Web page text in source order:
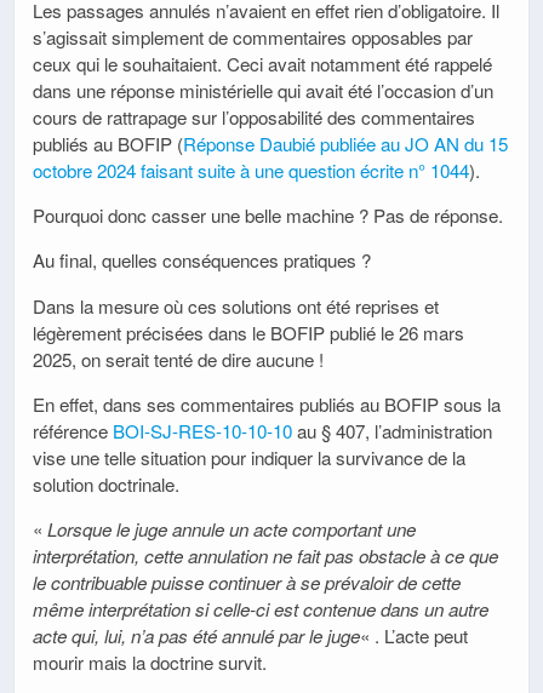
Les passages annulés n’avaient en effet rien d’obligatoire. Il
s’agissait simplement de commentaires opposables par
ceux qui le souhaitaient. Ceci avait notamment été rappelé
dans une réponse ministérielle qui avait été l’occasion d’un
cours de rattrapage sur l’opposabilité des commentaires
publiés au BOFIP (Réponse Daubié publiée au JO AN du 15
octobre 2024 faisant suite à une question écrite n° 1044).
Pourquoi donc casser une belle machine ? Pas de réponse.
Au final, quelles conséquences pratiques ?
Dans la mesure où ces solutions ont été reprises et
légèrement précisées dans le BOFIP publié le 26 mars
2025, on serait tenté de dire aucune !
En effet, dans ses commentaires publiés au BOFIP sous la
référence BOI-SJ-RES-10-10-10au § 407, l’administration
vise une telle situation pour indiquer la survivance de la
solution doctrinale.
« Lorsque le juge annule un acte comportant une
interprétation, cette annulation ne fait pas obstacle à ce que
le contribuable puisse continuer à se prévaloir de cette
même interprétation si celle-ci est contenue dans un autre
acte qui, lui, n’a pas été annulé par le juge« . L’acte peut
mourir mais la doctrine survit.